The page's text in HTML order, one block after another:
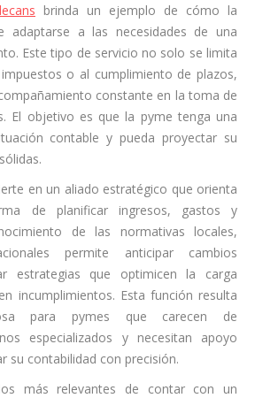
brinda un ejemplo de cómo la
adaptarse a las necesidades de una
Este tipo de servicio no solo se limita
o al cumplimiento de plazos,
constante en la toma de
El objetivo es que la pyme tenga una
contable y pueda proyectar su
en un aliado estratégico que orienta
de planificar ingresos, gastos y
de las normativas locales,
permite anticipar cambios
estrategias que optimicen la carga
incumplimientos. Esta función resulta
para pymes que carecen de
especializados y necesitan apoyo
su contabilidad con precisión.
más relevantes de contar con un